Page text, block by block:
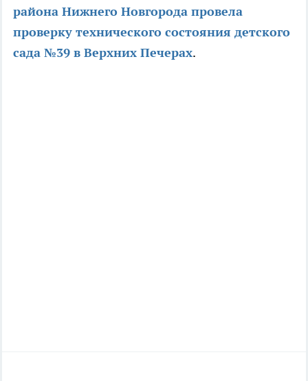
района Нижнего Новгорода провела
проверку технического состояния детского
сада №39 в Верхних Печерах.